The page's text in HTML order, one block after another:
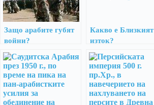
Защо арабите губят
войни?
Какво е Близкият
изток?